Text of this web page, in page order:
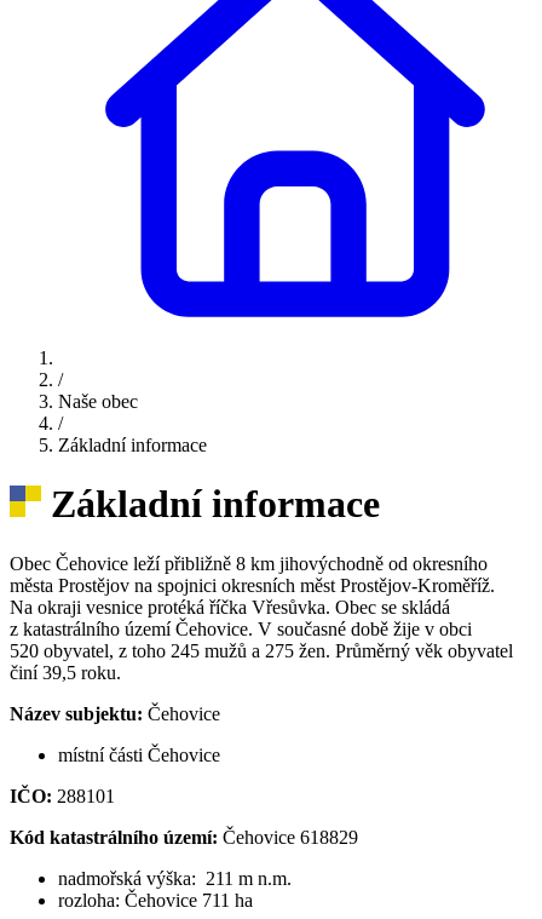
/
Naše obec
/
Základní informace
Základní informace
Obec Čehovice leží přibližně 8 km jihovýchodně od okresního
města Prostějov na spojnici okresních měst Prostějov-Kroměříž.
Na okraji vesnice protéká říčka Vřesůvka. Obec se skládá
z katastrálního území Čehovice. V současné době žije v obci
520 obyvatel, z toho 245 mužů a 275 žen. Průměrný věk obyvatel
činí 39,5 roku.
Název subjektu: Čehovice
místní části Čehovice
IČO: 288101
Kód katastrálního území: Čehovice 618829
nadmořská výška: 211 m n.m.
rozloha: Čehovice 711 ha